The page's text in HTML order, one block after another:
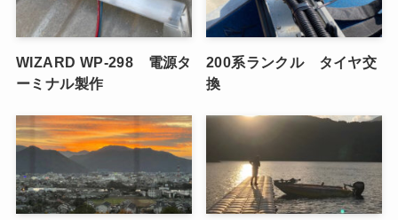
WIZARD WP-298 電源タ
ーミナル製作
200系ランクル タイヤ交
換